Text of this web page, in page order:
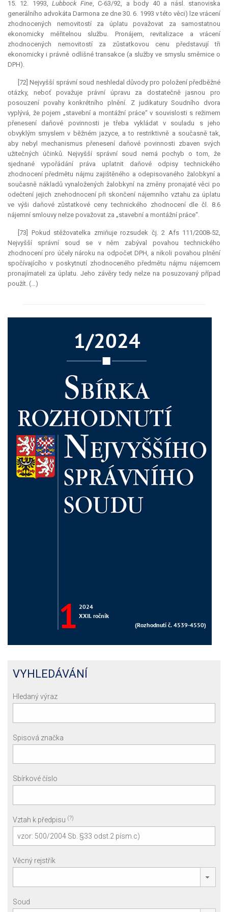
15. 12. 1993,Lubbock Fine, C-63/92, a body 40 a násl. stanoviska
generálního advokáta Darmona ze dne 30. 6. 1993 v této věci) lze vrácení
zhodnocených nemovitostí za úplatu považovat za samostatnou
ekonomicky měřitelnou službu. Pronájem, revitalizace a vrácení
zhodnocených nemovitostí za zůstatkovou cenu představují tři
ekonomicky i právně odlišné transakce (a služby ve smyslu směrnice o
DPH).
[72] Nejvyšší správní soud neshledal důvody pro položení předběžné
otázky, neboť považuje právní úpravu za dostatečně jasnou pro
posouzení povahy konkrétního plnění. Z judikatury Soudního dvora
vyplývá, že pojem „stavební a montážní práce“ v souvislosti s režimem
přenesení daňové povinnosti je třeba vykládat v souladu s jeho
obvyklým smyslem v běžném jazyce, a to restriktivně a současně tak,
aby nebyl mechanismus přenesení daňové povinnosti zbaven svých
užitečných účinků. Nejvyšší správní soud nemá pochyb o tom, že
sjednané vypořádání práva uplatnit daňové odpisy technického
zhodnocení předmětu nájmu zajištěného a odepisovaného žalobkyní a
současně nákladů vynaložených žalobkyní na změny pronajaté věci po
odečtení jejich znehodnocení při skončení nájemního vztahu za úplatu
ve výši daňové zůstatkové ceny technického zhodnocení dle čl. 8.6
nájemní smlouvy nelze považovat za „stavební a montážní práce“.
[73] Pokud stěžovatelka zmiňuje rozsudek čj. 2 Afs 111/2008-52,
Nejvyšší správní soud se v něm zabýval povahou technického
zhodnocení pro účely nároku na odpočet DPH, a nikoli povahou plnění
spočívajícího v poskytnutí zhodnoceného předmětu nájmu nájemcem
pronajímateli za úplatu. Jeho závěry tedy nelze na posuzovaný případ
použít. (…)
VYHLEDÁVÁNÍ
Hledaný výraz
Spisová značka
Sbírkové číslo
Vztah k předpisu (?)
Věcný rejstřík
Soud